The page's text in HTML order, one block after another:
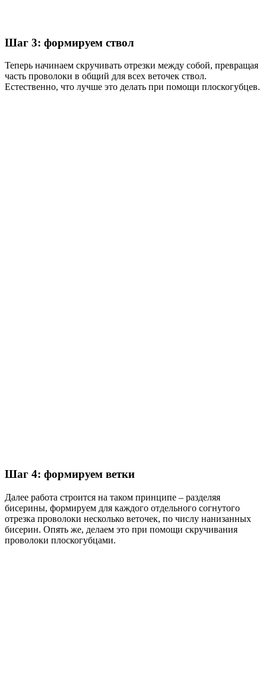
Шаг 3: формируем ствол
Теперь начинаем скручивать отрезки между собой, превращая
часть проволоки в общий для всех веточек ствол.
Естественно, что лучше это делать при помощи плоскогубцев.
Шаг 4: формируем ветки
Далее работа строится на таком принципе – разделяя
бисерины, формируем для каждого отдельного согнутого
отрезка проволоки несколько веточек, по числу нанизанных
бисерин. Опять же, делаем это при помощи скручивания
проволоки плоскогубцами.